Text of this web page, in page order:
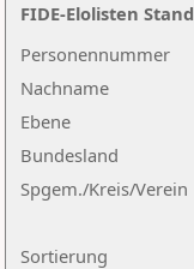
Nachname
Ebene
Sortierung
Personennummer
Bundesland
Spgem./Kreis/Verein
FIDE-Elolisten Stand